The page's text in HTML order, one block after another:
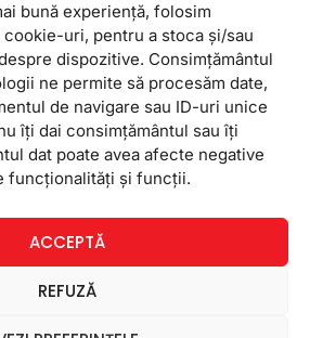
bună experiență, folosim
uri, pentru a stoca și/sau
dispozitive. Consimțământul
ne permite să procesăm date,
de navigare sau ID-uri unice
îți dai consimțământul sau îți
dat poate avea afecte negative
funcționalități și funcții.
ACCEPTĂ
REFUZĂ